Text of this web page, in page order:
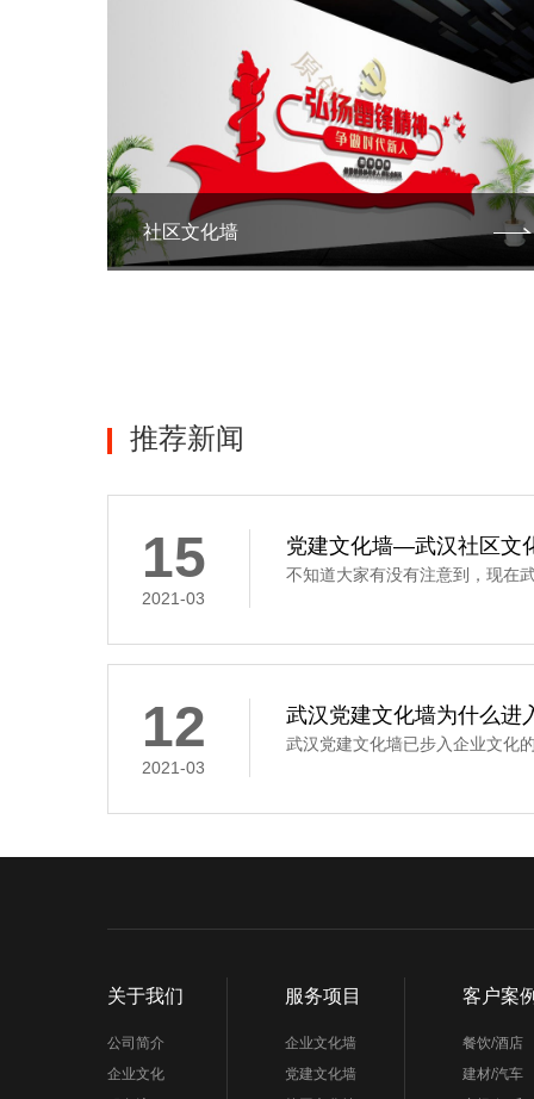
社区文化墙
推荐新闻
15
2021-03
党建文化墙—武汉社区文
不知道大家有没有注意到，现在
12
2021-03
武汉党建文化墙为什么进
武汉党建文化墙已步入企业文化
关于我们
公司简介
企业文化
服务项目
企业文化墙
党建文化墙
客户案
餐饮/酒店
建材/汽车